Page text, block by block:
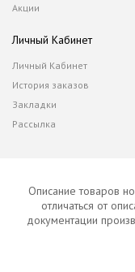
Акции
Личный Кабинет
Личный Кабинет
История заказов
Закладки
Рассылка
Описание товаров
отличаться от
документации